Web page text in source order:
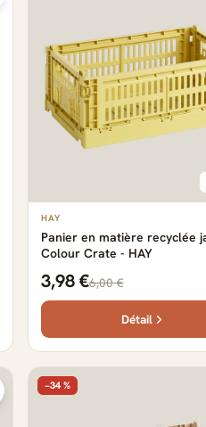
HAY
Panier en matière recyclée
Colour Crate - HAY
3,98 €6,00 €
Détail
−34 %